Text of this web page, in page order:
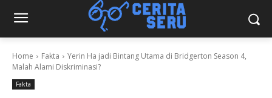
Home Fakta
Yerin Ha jadi Bintang Utama di Bridgerton Season 4,
Malah Alami Diskriminasi?
Fakta